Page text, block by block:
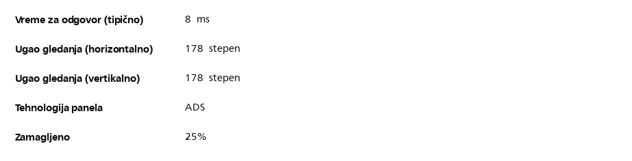
Vreme za odgovor (tipično) 8 ms
Ugao gledanja (horizontalno) 178 stepen
Ugao gledanja (vertikalno) 178 stepen
Tehnologija panela ADS
Zamagljeno 25%